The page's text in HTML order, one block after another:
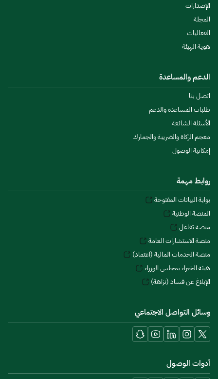
الإصدارات
المجلة
الفعاليات
هوية الهيئة
الدعم والمساعدة
اتصل بنا
طلبات المساعدة والدعم
الأسئلة الشائعة
معجم الزكاة والضريبة والجمارك
إمكانية الوصول
روابط مهمة
بوابة البيانات المفتوحة
المنصة الوطنية
منصة تفاعل
منصة الاستشارات العامة
منصة الخدمات المالية (اعتماد)
هيئة الخبراء بمجلس الوزراء
الإبلاغ عن فساد (نزاهة)
وسائل التواصل الاجتماعي
أدوات الوصول